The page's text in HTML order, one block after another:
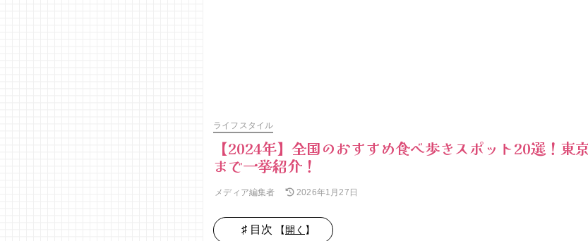
ライフスタイル
【2024年】全国のおすすめ食べ歩きスポット20選！東
まで一挙紹介！
メディア編集者 2026年1月27日
♯ 目次 【開く 】